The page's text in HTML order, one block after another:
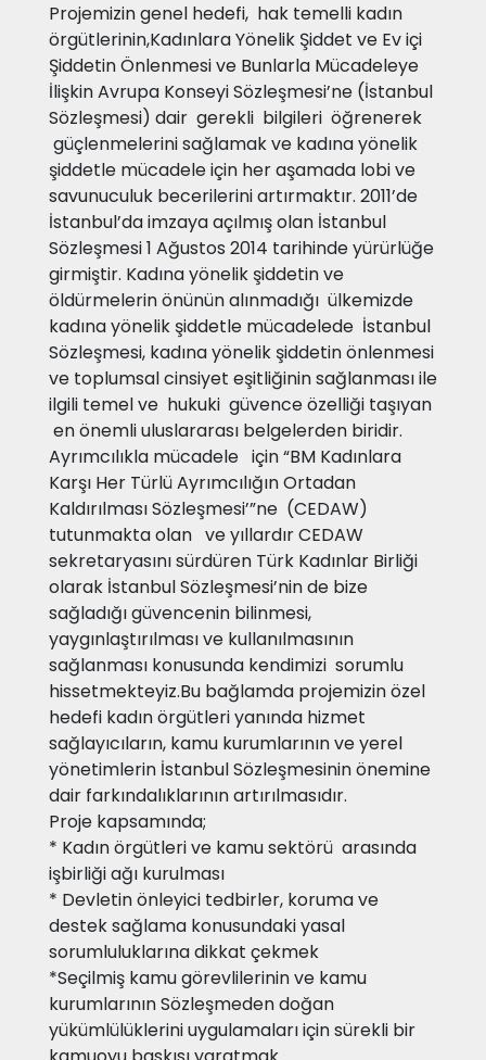
Projemizin genel hedefi, hak temelli kadın
örgütlerinin,Kadınlara Yönelik Şiddet ve Ev içi
Şiddetin Önlenmesi ve Bunlarla Mücadeleye
İlişkin Avrupa Konseyi Sözleşmesi’ne (İstanbul
Sözleşmesi) dair gerekli bilgileri öğrenerek
güçlenmelerini sağlamak ve kadına yönelik
şiddetle mücadele için her aşamada lobi ve
savunuculuk becerilerini artırmaktır. 2011’de
İstanbul’da imzaya açılmış olan İstanbul
Sözleşmesi 1 Ağustos 2014 tarihinde yürürlüğe
girmiştir. Kadına yönelik şiddetin ve
öldürmelerin önünün alınmadığı ülkemizde
kadına yönelik şiddetle mücadelede İstanbul
Sözleşmesi, kadına yönelik şiddetin önlenmesi
ve toplumsal cinsiyet eşitliğinin sağlanması ile
ilgili temel ve hukuki güvence özelliği taşıyan
en önemli uluslararası belgelerden biridir.
Ayrımcılıkla mücadele için “BM Kadınlara
Karşı Her Türlü Ayrımcılığın Ortadan
Kaldırılması Sözleşmesi’”ne (CEDAW)
tutunmakta olan ve yıllardır CEDAW
sekretaryasını sürdüren Türk Kadınlar Birliği
olarak İstanbul Sözleşmesi’nin de bize
sağladığı güvencenin bilinmesi,
yaygınlaştırılması ve kullanılmasının
sağlanması konusunda kendimizi sorumlu
hissetmekteyiz.Bu bağlamda projemizin özel
hedefi kadın örgütleri yanında hizmet
sağlayıcıların, kamu kurumlarının ve yerel
yönetimlerin İstanbul Sözleşmesinin önemine
dair farkındalıklarının artırılmasıdır.
Proje kapsamında;
* Kadın örgütleri ve kamu sektörü arasında
işbirliği ağı kurulması
* Devletin önleyici tedbirler, koruma ve
destek sağlama konusundaki yasal
sorumluluklarına dikkat çekmek
*Seçilmiş kamu görevlilerinin ve kamu
kurumlarının Sözleşmeden doğan
yükümlülüklerini uygulamaları için sürekli bir